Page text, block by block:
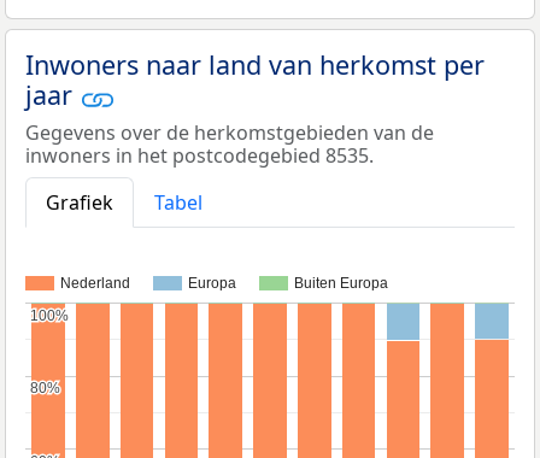
Inwoners naar land van herkomst per
jaar
Gegevens over de herkomstgebieden van de
inwoners in het postcodegebied 8535.
Grafiek
Tabel
Nederland Europa Buiten Europa
80%
80%
100%
100%